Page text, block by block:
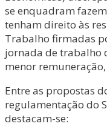
se enquadram
tenham direito às
Trabalho firmadas
jornada de trabalho
menor
Entre as propostas
regulamentação do
destacam-se: